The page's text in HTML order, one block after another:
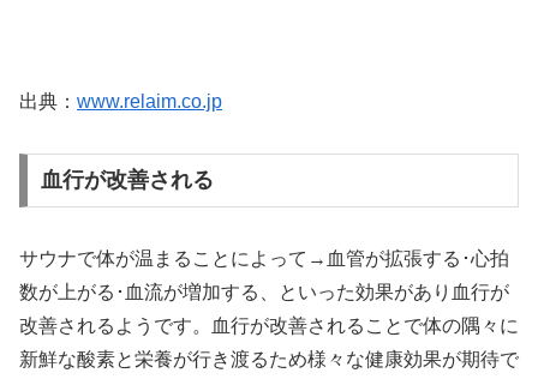
出典： www.relaim.co.jp
血行が改善される
サウナで体が温まることによって→血管が拡張する･心拍
数が上がる･血流が増加する、といった効果があり血行が
改善されるようです。血行が改善されることで体の隅々に
新鮮な酸素と栄養が行き渡るため様々な健康効果が期待で